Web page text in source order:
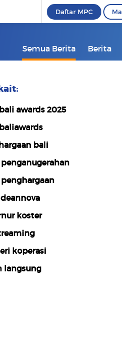
Daftar MPC
Semua Berita Berita
awards 2025
bali
penganugerahan
penghargaan
koster
koperasi
langsung